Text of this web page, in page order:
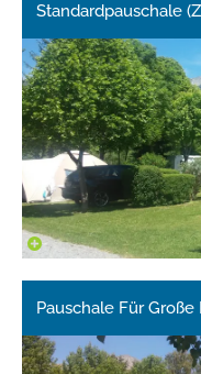
Standardpauschale
Pauschale Für Große